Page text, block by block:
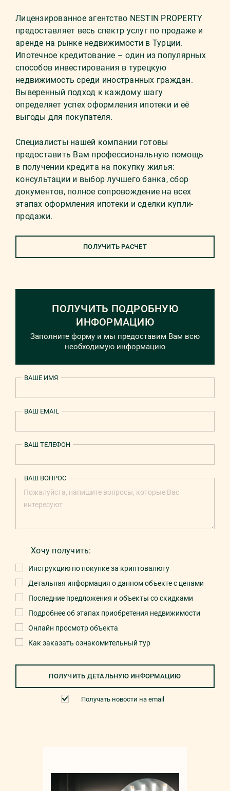
Лицензированное агентство NESTIN PROPERTY
предоставляет весь спектр услуг по продаже и
аренде на рынке недвижимости в Турции.
Ипотечное кредитование – один из популярных
способов инвестирования в турецкую
недвижимость среди иностранных граждан.
Выверенный подход к каждому шагу
определяет успех оформления ипотеки и её
выгоды для покупателя.
Специалисты нашей компании готовы
предоставить Вам профессиональную помощь
в получении кредита на покупку жилья:
консультации и выбор лучшего банка, сбор
документов, полное сопровождение на всех
этапах оформления ипотеки и сделки купли-
продажи.
ПОЛУЧИТЬ РАСЧЕТ
ПОЛУЧИТЬ ПОДРОБНУЮ
ИНФОРМАЦИЮ
Заполните форму и мы предоставим Вам всю
необходимую информацию
ВАШЕ ИМЯ
ВАШ EMAIL
ВАШ ТЕЛЕФОН
Хочу получить:
Инструкцию по покупке за криптовалюту
Детальная информация о данном объекте с ценами
Последние предложения и объекты со скидками
Подробнее об этапах приобретения недвижимости
Онлайн просмотр объекта
Как заказать ознакомительный тур
ВАШ ВОПРОС
ПОЛУЧИТЬ ДЕТАЛЬНУЮ ИНФОРМАЦИЮ
Получать новости на email